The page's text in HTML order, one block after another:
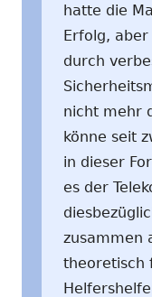
hatte die
Erfolg,
durch
nicht mehr
könne seit
in dieser
es der
zusammen
theoretisch